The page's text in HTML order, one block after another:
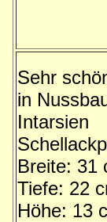
Sehr
in
Intarsien
Breite: 31
Tiefe: 22
Höhe: 13